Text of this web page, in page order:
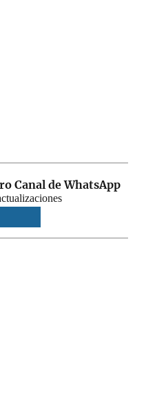
Canal de WhatsApp